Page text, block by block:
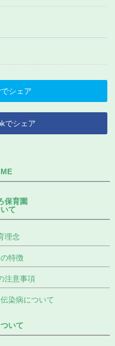
シェア
でシェア
保育園
て
理念
特徴
注意事項
染病について
いて